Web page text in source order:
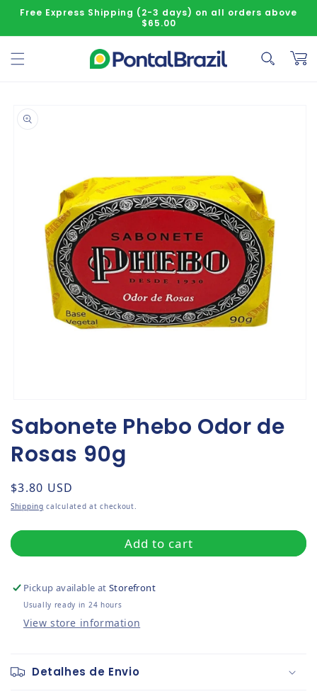
to content
Free Express Shipping (2-3 days) on all orders above
$65.00
Cart
information
Sabonete Phebo Odor de
Rosas 90g
Regular price
$3.80 USD
Shipping calculated at checkout.
Add to cart
Pickup available atStorefront
Usually ready in 24 hours
View store information
Detalhes de Envio